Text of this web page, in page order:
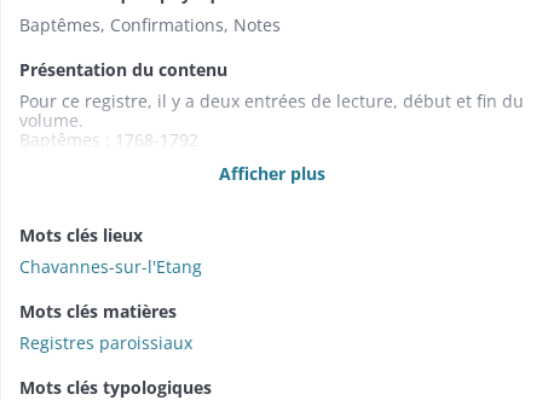
Baptêmes, Confirmations, Notes
Présentation du contenu
Pour ce registre, il y a deux entrées de lecture, début et fin du
volume.
Baptêmes : 1768-1792
État des produits et des sommes d'argent fournis pour
maire : s.d.
Anniversaires : 1770-1787
Déclarations de grossesse : 1771-1792
Afficher plus
Mots clés lieux
Chavannes-sur-l'Etang
Mots clés matières
Registres paroissiaux
Mots clés typologiques